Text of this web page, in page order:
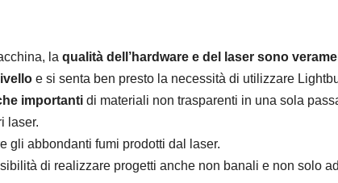
la qualità dell’hardware e del laser sono
e si senta ben presto la necessità di utilizzare
importanti di materiali non trasparenti in una sola
laser.
gli abbondanti fumi prodotti dal laser.
di realizzare progetti anche non banali e non solo